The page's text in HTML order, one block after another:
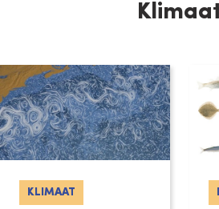
KLIMAAT